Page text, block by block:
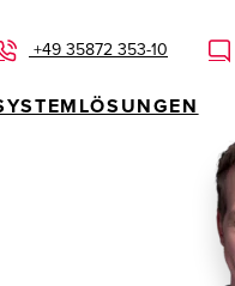
+49 35872 353-10